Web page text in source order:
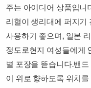
주는 아이디어 상품입니
리혈이 생리대에 퍼지기
사용하기 좋으며, 일본
정도로현지 여성들에게
별 포장을 뜯습니다.밴
이 위로 향하도록 위치